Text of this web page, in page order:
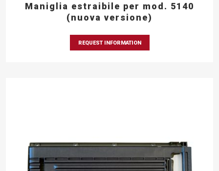
Maniglia estraibile per mod. 5140
(nuova versione)
REQUEST INFORMATION